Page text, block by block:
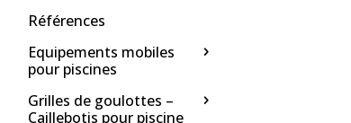
Références
Equipements mobiles
pour piscines
Grilles de goulottes –
Caillebotis pour piscine